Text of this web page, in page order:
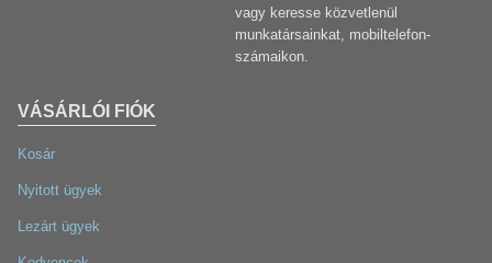
VÁSÁRLÓI FIÓK
Kosár
Nyitott ügyek
Lezárt ügyek
vagy keresse közvetlenül
munkatársainkat, mobiltelefon-
számaikon.